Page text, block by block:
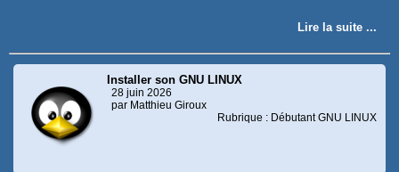
Lire la suite ...
Installer son GNU LINUX
28 juin 2026
par Matthieu Giroux
Rubrique : Débutant GNU LINUX